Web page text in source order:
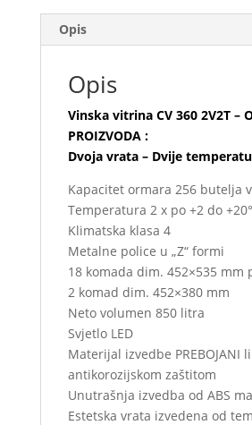
Opis
Opis
Vinska vitrina CV 360 2V2T –
PROIZVODA :
Dvoja vrata – Dvije
Kapacitet ormara 256 butelja
Temperatura 2 x po +2 do
Klimatska klasa 4
Metalne police u „Z“ formi
18 komada dim. 452×535 mm
2 komad dim. 452×380 mm
Neto volumen 850 litra
Svjetlo LED
Materijal izvedbe PREBOJANI
antikorozijskom zaštitom
Unutrašnja izvedba od ABS
Estetska vrata izvedena od